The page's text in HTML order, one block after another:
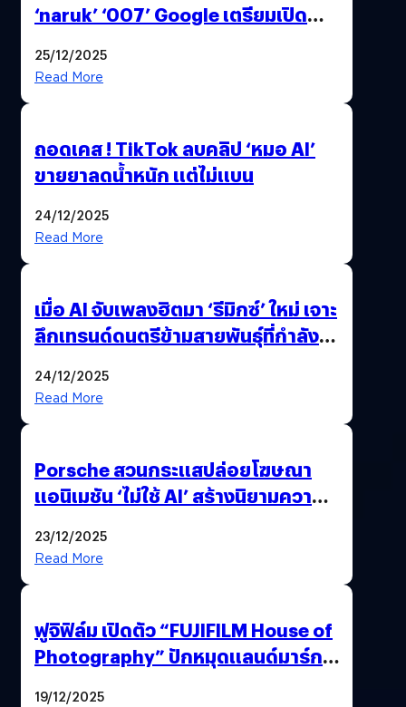
‘naruk’ ‘007’ Google เตรียมเปิด
25/12/2025
Read More
ถอดเคส ! TikTok ลบคลิป ‘หมอ AI’
ขายยาลดน้ำหนัก แต่ไม่แบน
24/12/2025
Read More
เมื่อ AI จับเพลงฮิตมา ‘รีมิกซ์’ ใหม่ เจาะ
ลึกเทรนด์ดนตรีข้ามสายพันธุ์ที่กำลัง
24/12/2025
Read More
Porsche สวนกระแสปล่อยโฆษณา
แอนิเมชัน ‘ไม่ใช้ AI’ สร้างนิยามความ
23/12/2025
Read More
ฟูจิฟิล์ม เปิดตัว “FUJIFILM House of
Photography” ปักหมุดแลนด์มาร์ก
19/12/2025